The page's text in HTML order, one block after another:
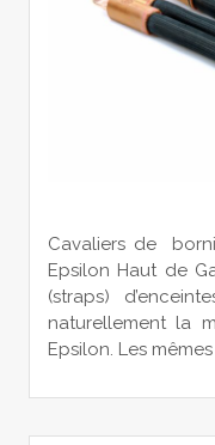
Cavaliers de
Epsilon Haut de
(straps)
naturellement la
Epsilon. Les